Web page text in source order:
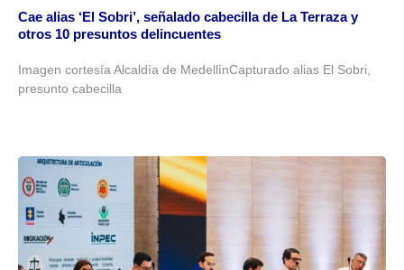
Cae alias ‘El Sobri’, señalado cabecilla de La Terraza y
otros 10 presuntos delincuentes
Imagen cortesía Alcaldía de MedellínCapturado alias El Sobri,
presunto cabecilla